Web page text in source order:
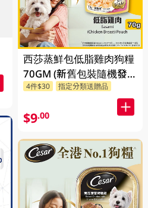
西莎蒸鮮包低脂雞肉狗糧
70GM (新舊包裝隨機發
貨)
4件$30 指定分類送贈品
$9.00